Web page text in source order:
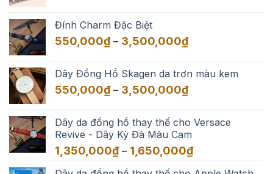
đến
Đính Charm Đặc Biệt
550,000₫ – 3,500,000₫Khoảng
550,000₫
đến
Dây Đồng Hồ Skagen da trơn màu kem
550,000₫ – 3,500,000₫Khoảng
550,000₫
đến
3,500,000₫
Dây da đồng hồ thay thế cho Versace
Revive - Dây Kỳ Đà Màu Cam
1,350,000₫ – 1,650,000₫Khoảng